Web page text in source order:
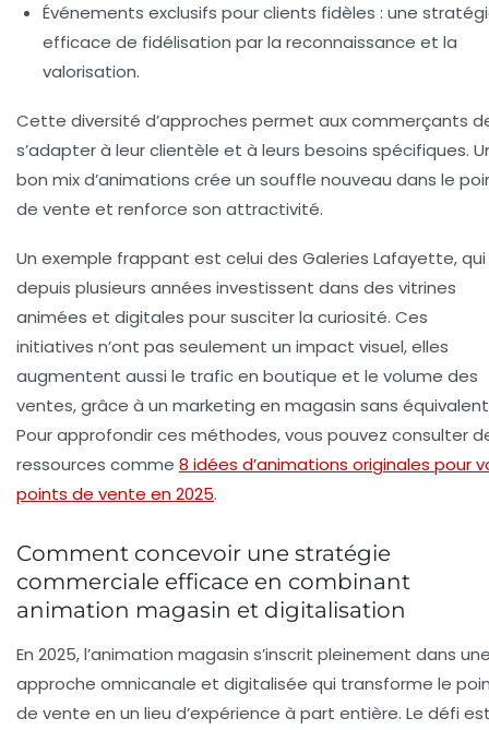
Événements exclusifs pour clients fidèles : une
efficace de fidélisation par la reconnaissance et la
valorisation.
Cette diversité d’approches permet aux commerçants
s’adapter à leur clientèle et à leurs besoins spécifiques.
bon mix d’animations crée un souffle nouveau dans le
de vente et renforce son attractivité.
Un exemple frappant est celui des Galeries Lafayette, qui
depuis plusieurs années investissent dans des vitrines
animées et digitales pour susciter la curiosité. Ces
initiatives n’ont pas seulement un impact visuel, elles
augmentent aussi le trafic en boutique et le volume des
ventes, grâce à un marketing en magasin sans
Pour approfondir ces méthodes, vous pouvez consulter
ressources comme 8 idées d’animations originales pour
points de vente en 2025.
Comment concevoir une stratégie
commerciale efficace en combinant
animation magasin et digitalisation
En 2025, l’animation magasin s’inscrit pleinement dans
approche omnicanale et digitalisée qui transforme le
de vente en un lieu d’expérience à part entière. Le défi